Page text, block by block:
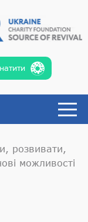
розвивати,
можливості